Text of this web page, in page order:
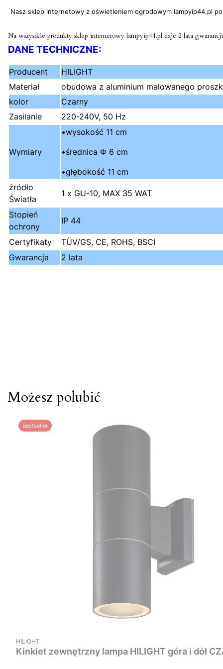
Nasz sklep internetowy z oświetleniem ogrodowym lampyip44.pl
Na wszystkie produkty sklep internetowy lampyip44.pl daje 2 lata
DANE TECHNICZNE:
Producent
HILIGHT
Materiał
obudowa z aluminium malowanego
kolor
Czarny
Zasilanie
220-240V, 50 Hz
Wymiary
•wysokość 11 cm
•średnica Φ 6 cm
•głębokość 11 cm
żródło
Światła
1 x GU-10, MAX 35 WAT
Stopień
ochrony
IP 44
Certyfikaty
TÜV/GS, CE, ROHS, BSCI
Gwarancja
2 lata
Możesz polubić
Bestseller
PRODUCENT
HILIGHT